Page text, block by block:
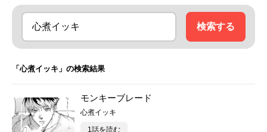
検索する
「心煮イッキ」の検索結果
モンキーブレード
心煮イッキ
1話を読む